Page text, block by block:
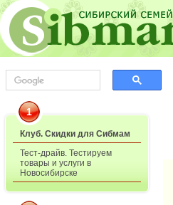
1
Клуб. Скидки для Сибмам
Тест-драйв. Тестируем
товары и услуги в
Новосибирске